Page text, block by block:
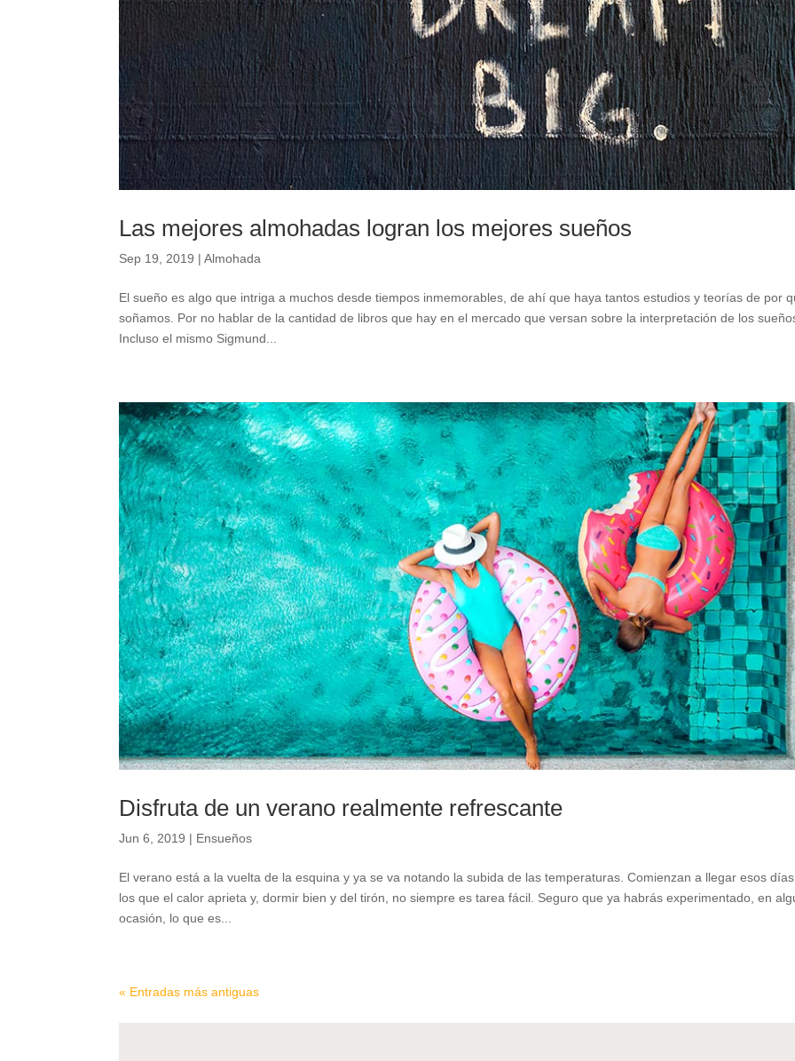
Las mejores almohadas logran los mejores sueños
Sep 19, 2019 |Almohada
El sueño es algo que intriga a muchos desde tiempos inmemorables, de ahí que haya tantos estudios y teorías de por
soñamos. Por no hablar de la cantidad de libros que hay en el mercado que versan sobre la interpretación de los
Incluso el mismo Sigmund...
Disfruta de un verano realmente refrescante
Jun 6, 2019 | Ensueños
El verano está a la vuelta de la esquina y ya se va notando la subida de las temperaturas. Comienzan a llegar esos
los que el calor aprieta y, dormir bien y del tirón, no siempre es tarea fácil. Seguro que ya habrás experimentado, en
ocasión, lo que es...
« Entradas más antiguas